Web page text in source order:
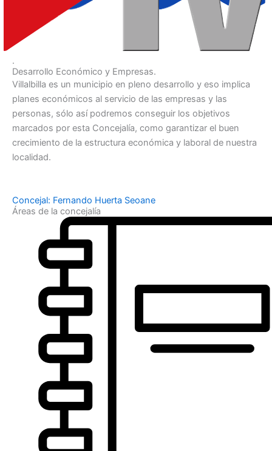
.
Desarrollo Económico y Empresas.
Villalbilla es un municipio en pleno desarrollo y eso implica
planes económicos al servicio de las empresas y las
personas, sólo así podremos conseguir los objetivos
marcados por esta Concejalía, como garantizar el buen
crecimiento de la estructura económica y laboral de nuestra
localidad.
Concejal: Fernando Huerta Seoane
Áreas de la concejalía